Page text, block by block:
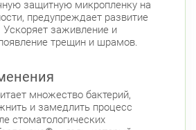
защитную микропленку на
предупреждает развитие
заживление и
трещин и шрамов.
множество бактерий,
и замедлить процесс
стоматологических